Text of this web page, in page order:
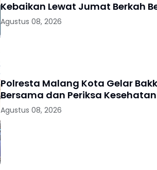
Kebaikan Lewat Jumat Berkah
Agustus 08, 2026
Polresta Malang Kota Gelar
Bersama dan Periksa
Agustus 08, 2026